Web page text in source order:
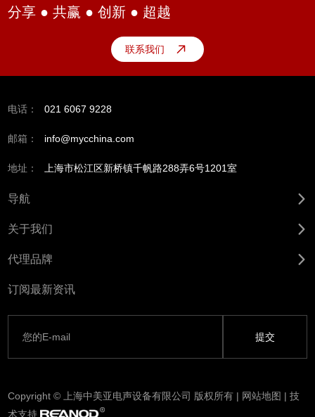
分享 ● 共赢 ● 创新 ● 超越
联系我们
电话： 021 6067 9228
邮箱： info@mycchina.com
地址： 上海市松江区新桥镇千帆路288弄6号1201室
导航
关于我们
代理品牌
订阅最新资讯
Copyright © 上海中美亚电声设备有限公司 版权所有 | 网站地图 | 技
术支持